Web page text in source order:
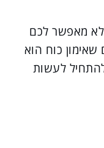
מאפשר לכם
כוח הוא
לעשות